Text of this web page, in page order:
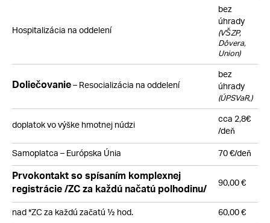
Hospitalizácia na oddelení
bez
úhrady
(VŠZP,
Dôvera,
Union)
Doliečovanie– Resocializácia na oddelení
bez
úhrady
(ÚPSVaR,)
doplatok vo výške hmotnej núdzi cca 2,8€
/deň
Samoplatca – Európska Únia
70 €/deň
Prvokontakt so spísaním komplexnej
registrácie /ZC za každú načatú polhodinu/
90,00 €
nad *ZC za každú začatú ½ hod.
60,00 €